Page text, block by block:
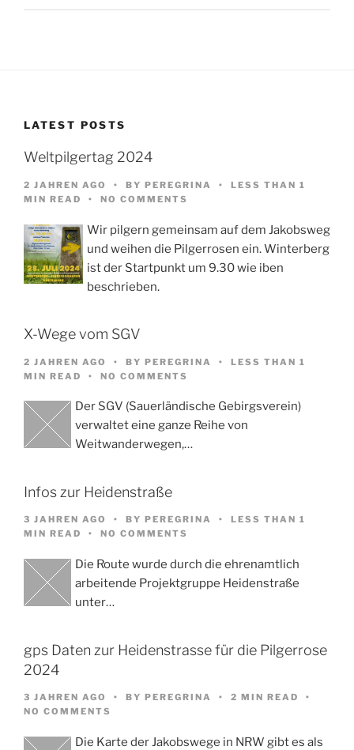
LATEST POSTS
Weltpilgertag 2024
2 JAHREN AGO BY PEREGRINA
LESS THAN 1
MIN READ
NO COMMENTS
Wir pilgern gemeinsam auf dem Jakobsweg
und weihen die Pilgerrosen ein. Winterberg
ist der Startpunkt um 9.30 wie iben
beschrieben.
X-Wege vom SGV
2 JAHREN AGO BY PEREGRINA
LESS THAN 1
MIN READ
NO COMMENTS
Der SGV (Sauerländische Gebirgsverein)
verwaltet eine ganze Reihe von
Weitwanderwegen,…
Infos zur Heidenstraße
3 JAHREN AGO BY PEREGRINA
LESS THAN 1
MIN READ
NO COMMENTS
Die Route wurde durch die ehrenamtlich
arbeitende Projektgruppe Heidenstraße
unter…
gps Daten zur Heidenstrasse für die Pilgerrose
2024
3 JAHREN AGO BY PEREGRINA
2 MIN READ
NO COMMENTS
Die Karte der Jakobswege in NRW gibt es als